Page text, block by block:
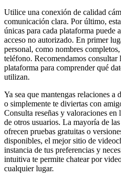
Utilice una conexión de calidad
comunicación clara. Por último,
únicas para cada plataforma puede
acceso no autorizado. En primer
personal, como nombres
teléfono. Recomendamos
plataforma para comprender qué
utilizan.
Ya sea que mantengas relaciones a
o simplemente te diviertas con
Consulta reseñas y valoraciones
de otros usuarios. La mayoría de
ofrecen pruebas gratuitas o
disponibles, el mejor sitio de
instancia de tus preferencias y
intuitiva te permite chatear por
cualquier lugar.